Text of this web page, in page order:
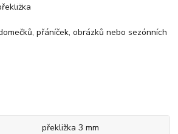
přáníček, obrázků nebo sezónních
překližka 3 mm